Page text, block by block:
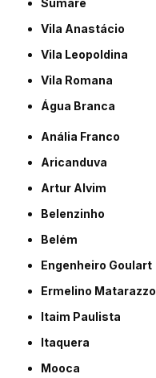
Sumaré
Vila Anastácio
Vila Leopoldina
Vila Romana
Água Branca
Anália Franco
Aricanduva
Artur Alvim
Belenzinho
Belém
Engenheiro Goulart
Ermelino Matarazzo
Itaim Paulista
Itaquera
Mooca